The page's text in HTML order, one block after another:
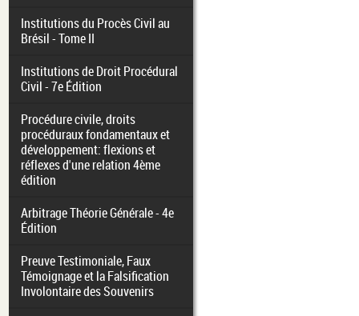
Institutions du Procès Civil au
Brésil - Tome II
Institutions de Droit Procédural
Civil - 7e Édition
Procédure civile, droits
procéduraux fondamentaux et
développement: flexions et
réflexes d'une relation 4ème
édition
Arbitrage Théorie Générale - 4e
Édition
Preuve Testimoniale, Faux
Témoignage et la Falsification
Involontaire des Souvenirs